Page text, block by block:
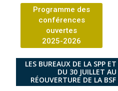
Programme des
conférences
ouvertes
2025-2026
LES BUREAUX DE LA SPP
DU 30 JUILLET
RÉOUVERTURE DE LA